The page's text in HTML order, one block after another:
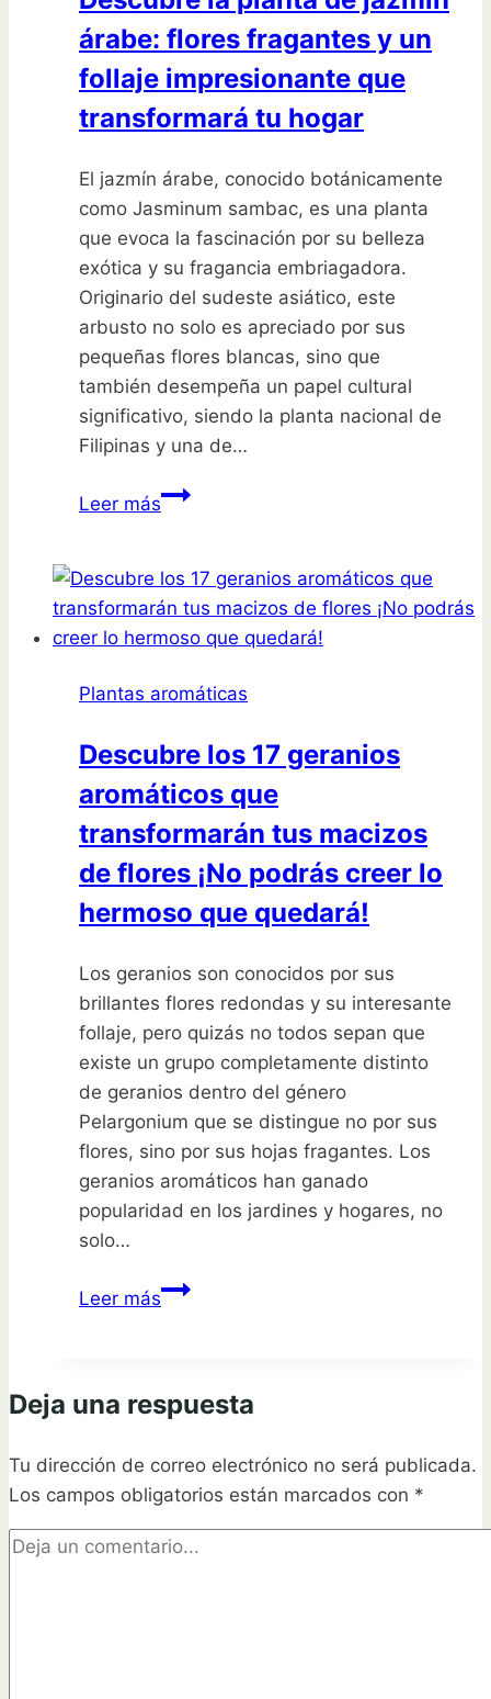
tu
jardín
en
un
paraíso
árabe: flores fragantes y un
follaje impresionante que
transformará tu hogar
El jazmín árabe, conocido botánicamente
como Jasminum sambac, es una planta
que evoca la fascinación por su belleza
exótica y su fragancia embriagadora.
Originario del sudeste asiático, este
arbusto no solo es apreciado por sus
pequeñas flores blancas, sino que
también desempeña un papel cultural
significativo, siendo la planta nacional de
Filipinas y una de…
Leer másDescubre
de
jazmín
árabe:
fragantes
un
follaje
impresionante
que
transformará
tu
Plantas aromáticas
Descubre los 17 geranios
aromáticos que
transformarán tus macizos
de flores ¡No podrás creer lo
hermoso que quedará!
Los geranios son conocidos por sus
brillantes flores redondas y su interesante
follaje, pero quizás no todos sepan que
existe un grupo completamente distinto
de geranios dentro del género
Pelargonium que se distingue no por sus
flores, sino por sus hojas fragantes. Los
geranios aromáticos han ganado
popularidad en los jardines y hogares, no
solo…
Leer másDescubre
aromáticos
transformarán
tus
macizos
de
Deja una respuesta
Tu dirección de correo electrónico no será publicada.
Los campos obligatorios están marcados con *